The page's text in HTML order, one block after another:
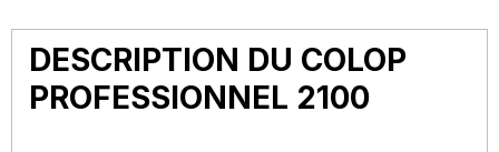
DESCRIPTION DU COLOP
PROFESSIONNEL 2100